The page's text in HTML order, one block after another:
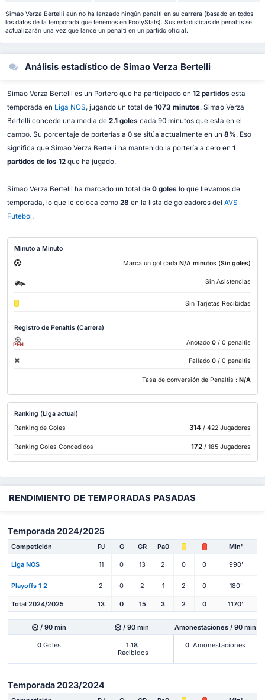
Simao Verza Bertelli aún no ha lanzado ningún penalti en su carrera (basado en todos
los datos de la temporada que tenemos en FootyStats). Sus estadísticas de penaltis se
actualizarán una vez que lance un penalti en un partido oficial.
Análisis estadístico de Simao Verza Bertelli
Simao Verza Bertelli es un Portero que ha participado en 12 partidos esta
temporada en Liga NOS, jugando un total de 1073 minutos. Simao Verza
Bertelli concede una media de 2.1 goles cada 90 minutos que está en el
campo. Su porcentaje de porterías a 0 se sitúa actualmente en un 8%. Eso
significa que Simao Verza Bertelli ha mantenido la portería a cero en 1
partidos de los 12que ha jugado.
Simao Verza Bertelli ha marcado un total de 0 goles lo que llevamos de
temporada, lo que le coloca como 28 en la lista de goleadores del AVS
Futebol.
Minuto a Minuto
Marca un gol cada N/A minutos (Sin goles)
Sin Asistencias
Sin Tarjetas Recibidas
Registro de Penaltis (Carrera)
PEN Anotado 0 / 0 penaltis
Fallado 0 / 0 penaltis
Tasa de conversión de Penaltis : N/A
Ranking (Liga actual)
Ranking de Goles
314/ 422 Jugadores
Ranking Goles Concedidos 172/ 185 Jugadores
RENDIMIENTO DE TEMPORADAS PASADAS
Temporada 2024/2025
Competición PJ G GR Pa0 Min'
Liga NOS 11 0 13 2 0 0 990'
Playoffs 1 2 2 0 2 1 2 0 180'
Total 2024/2025 13 0 15 3 2 0 1170'
/ 90 min / 90 min Amonestaciones / 90 min
0 Goles
1.18
Recibidos
0 Amonestaciones
Temporada 2023/2024